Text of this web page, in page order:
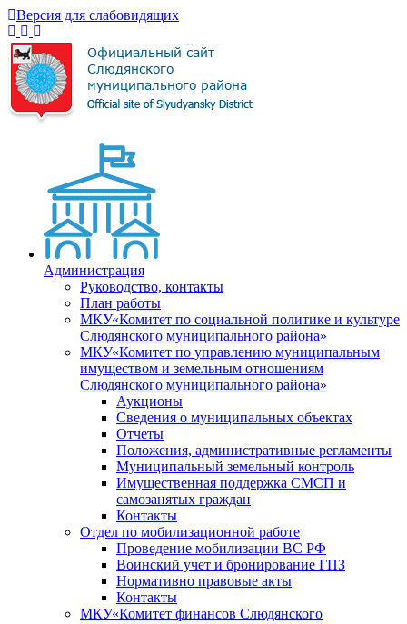
Версия для слабовидящих
Администрация
Руководство, контакты
План работы
МКУ«Комитет по социальной политике и культуре
Слюдянского муниципального района»
МКУ«Комитет по управлению муниципальным
имуществом и земельным отношениям
Слюдянского муниципального района»
Аукционы
Сведения о муниципальных объектах
Отчеты
Положения, административные регламенты
Муниципальный земельный контроль
Имущественная поддержка СМСП и
самозанятых граждан
Контакты
Отдел по мобилизационной работе
Проведение мобилизации ВС РФ
Воинский учет и бронирование ГПЗ
Нормативно правовые акты
Контакты
МКУ«Комитет финансов Слюдянского